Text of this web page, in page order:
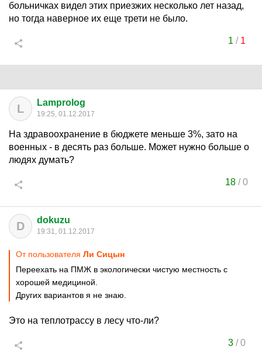
больничках видел этих приезжих несколько лет назад,
но тогда наверное их еще трети не было.
1 / 1
L Lamprolog
19:25, 01.12.2017
На здравоохранение в бюджете меньше 3%, зато на
военных - в десять раз больше. Может нужно больше о
людях думать?
18 /0
D dokuzu
19:31, 01.12.2017
От пользователя Ли Сицын
Переехать на ПМЖ в экологически чистую местность с
хорошей медициной.
Других вариантов я не знаю.
Это на теплотрассу в лесу что-ли?
3/0